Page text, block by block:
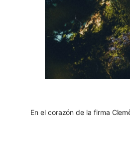
En el corazón de la firma